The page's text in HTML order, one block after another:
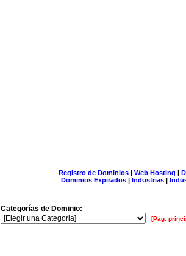
Registro de Dominios| Web Hosting |
Dominios Expirados | Industrias |
Categorías de Dominio:
[Pág.